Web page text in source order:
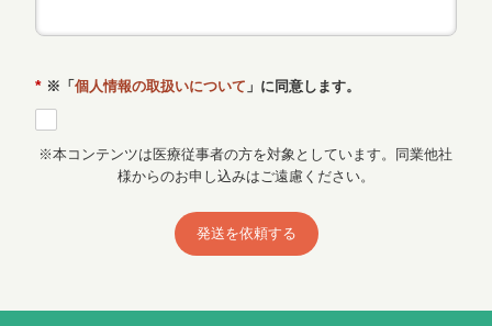
* ※「個人情報の取扱いについて 」に同意します。
※本コンテンツは医療従事者の方を対象としています。同業他社
様からのお申し込みはご遠慮ください。
発送を依頼する